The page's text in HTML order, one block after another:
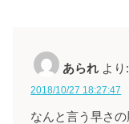
あられ より:
2018/10/27 18:27:47
なんと言う早さ